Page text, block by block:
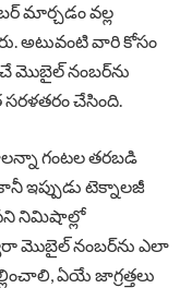
మార్చడం వల్ల
అటువంటి వారి కోసం
మొబైల్ నంబర్‌ను
చేసింది.
గంటల తరబడి
ఇప్పుడు టెక్నాలజీ
నిమిషాల్లో
మొబైల్ నంబర్‌ను ఎలా
ఏయే జాగ్రత్తలు